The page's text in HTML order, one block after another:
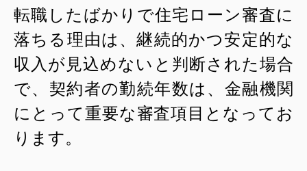
転職したばかりで住宅ローン審査に
落ちる理由は、継続的かつ安定的な
収入が見込めないと判断された場合
で、契約者の勤続年数は、金融機関
にとって重要な審査項目となってお
ります。